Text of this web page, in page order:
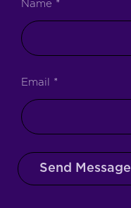
Name *
Email *
Send Message